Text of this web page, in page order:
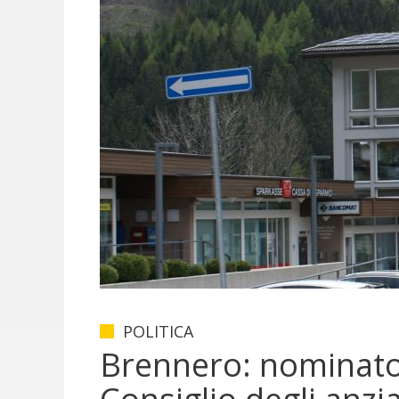
POLITICA
Brennero: